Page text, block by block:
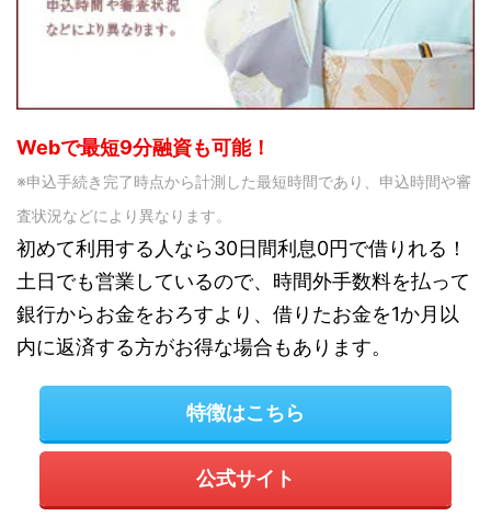
Webで最短9分融資も可能！
※申込手続き完了時点から計測した最短時間であり、申込時間や審
査状況などにより異なります。
初めて利用する人なら30日間利息0円で借りれる！
土日でも営業しているので、時間外手数料を払って
銀行からお金をおろすより、借りたお金を1か月以
内に返済する方がお得な場合もあります。
特徴はこちら
公式サイト